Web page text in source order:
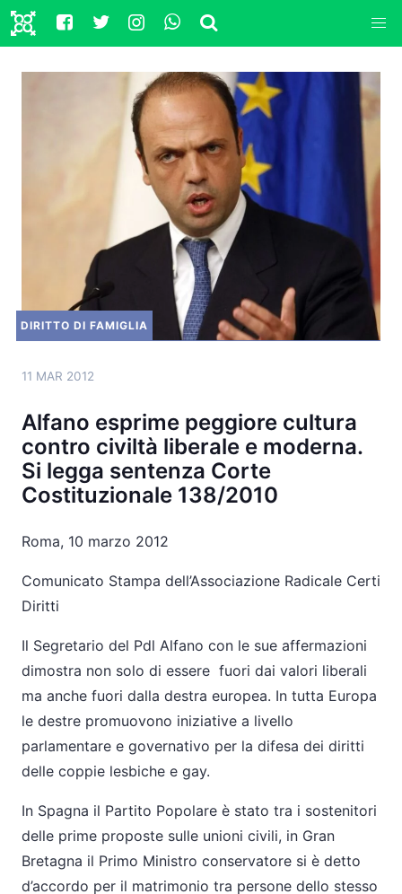
DIRITTO DI FAMIGLIA
11 MAR 2012
Alfano esprime peggiore cultura
contro civiltà liberale e moderna.
Si legga sentenza Corte
Costituzionale 138/2010
Roma, 10 marzo 2012
Comunicato Stampa dell’Associazione Radicale Certi
Diritti
Il Segretario del Pdl Alfano con le sue affermazioni
dimostra non solo di essere fuori dai valori liberali
ma anche fuori dalla destra europea. In tutta Europa
le destre promuovono iniziative a livello
parlamentare e governativo per la difesa dei diritti
delle coppie lesbiche e gay.
In Spagna il Partito Popolare è stato tra i sostenitori
delle prime proposte sulle unioni civili, in Gran
Bretagna il Primo Ministro conservatore si è detto
d’accordo per il matrimonio tra persone dello stesso